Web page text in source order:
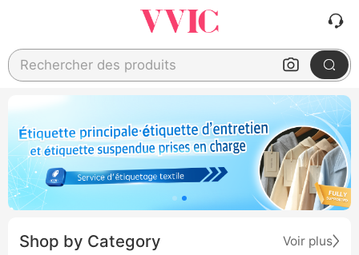
Rechercher des produits
Shop by Category Voir plus